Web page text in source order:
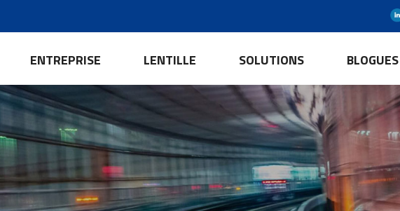
ENTREPRISE LENTILLE SOLUTIONS BLOGUES